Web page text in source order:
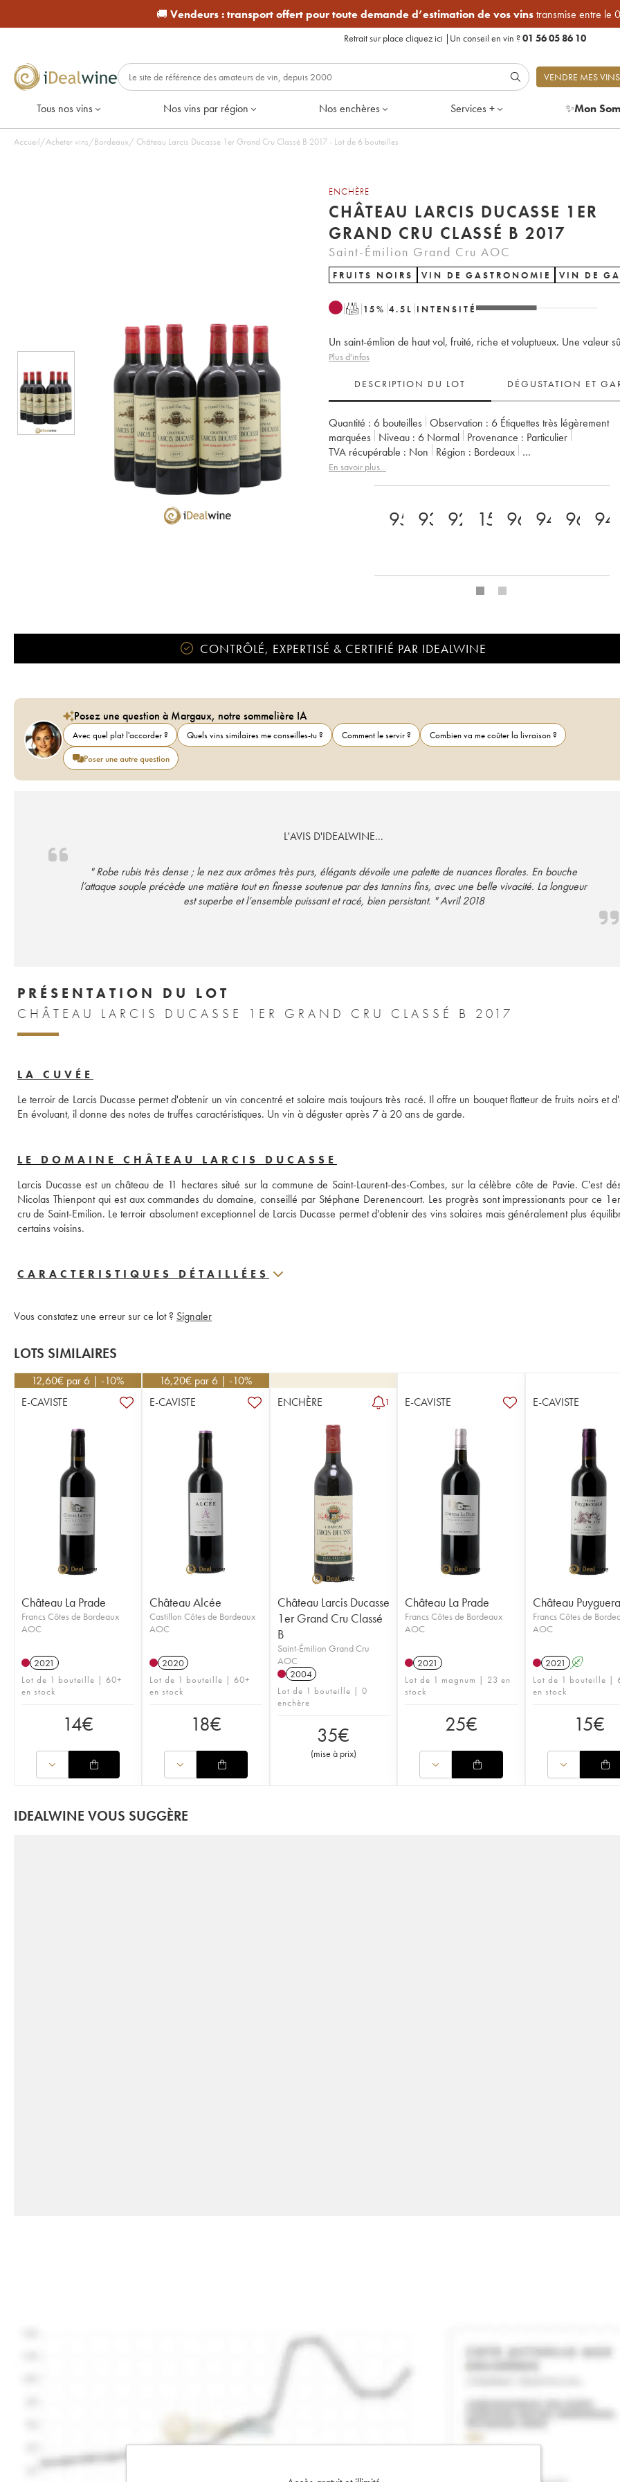
🚚 Vendeurs :transport offert pour toute demande d’estimation de vos vinstransmise entre le
Retrait sur place cliquez ici | Un conseil en vin ?01 56 05 86 10
VENDRE MES VINS
Tous nos vins Nos vins par région Nos enchères Services + ✨Mon
Accueil/Acheter vins/Bordeaux/ Château Larcis Ducasse 1er Grand Cru Classé B 2017 - Lot de 6 bouteilles
ENCHÈRE
CHÂTEAU LARCIS DUCASSE 1ER
GRAND CRU CLASSÉ B 2017
Saint-Émilion Grand Cru AOC
FRUITS NOIRS VIN DE GASTRONOMIE VIN DE
T 15% 4.5 L INTENSITÉ
Un saint-émlion de haut vol, fruité, riche et voluptueux. Une valeur
Plus d'infos
DESCRIPTION DU LOT DÉGUSTATION ET
Quantité : 6 bouteilles Observation : 6 Étiquettes très légèrement
marquées
Niveau : 6 Normal Provenance : particulier
TVA récupérable :
non Région :
Bordeaux
Appellation :
En savoir plus...
95 93 92 15.5+
96 94 96 94
CONTRÔLÉ, EXPERTISÉ & CERTIFIÉ PAR IDEALWINE
Posez une question à Margaux, notre sommelière IA
Avec quel plat l'accorder ? Quels vins similaires me conseilles-tu ? Comment le servir ?
Combien va me coûter la livraison ?
Poser une autre question
L'AVIS D'IDEALWINE...
" Robe rubis très dense ; le nez aux arômes très purs, élégants dévoile une palette de nuances florales. En bouche
l’attaque souple précède une matière tout en finesse soutenue par des tannins fins, avec une belle vivacité. La longueur
est superbe et l’ensemble puissant et racé, bien persistant. " Avril 2018
PRÉSENTATION DU LOT
CHÂTEAU LARCIS DUCASSE 1ER GRAND CRU CLASSÉ B 2017
LA CUVÉE
Le terroir de Larcis Ducasse permet d'obtenir un vin concentré et solaire mais toujours très racé. Il offre un bouquet flatteur de fruits noirs et
En évoluant, il donne des notes de truffes caractéristiques. Un vin à déguster après 7 à 20 ans de garde.
LE DOMAINE CHÂTEAU LARCIS DUCASSE
Larcis Ducasse est un château de 11 hectares situé sur la commune de Saint-Laurent-des-Combes, sur la célèbre côte de Pavie. C'est
Nicolas Thienpont qui est aux commandes du domaine, conseillé par Stéphane Derenencourt. Les progrès sont impressionants pour ce
cru de Saint-Emilion. Le terroir absolument exceptionnel de Larcis Ducasse permet d'obtenir des vins solaires mais généralement plus
certains voisins.
CARACTERISTIQUES DÉTAILLÉES
Vous constatez une erreur sur ce lot ? Signaler
LOTS SIMILAIRES
12,60€ par 6 | -10%
E-CAVISTE
Château La Prade
Francs Côtes de Bordeaux
AOC
2021
Lot de 1 bouteille | 60+
en stock
14€
16,20€ par 6 | -10%
E-CAVISTE
Château Alcée
Castillon Côtes de Bordeaux
AOC
2020
Lot de 1 bouteille | 60+
en stock
18€
ENCHÈRE 1
Château Larcis Ducasse
1er Grand Cru Classé
B
Saint-Émilion Grand Cru
AOC
2004
Lot de 1 bouteille | 0
enchère
35€
(mise à prix)
E-CAVISTE
Château La Prade
Francs Côtes de Bordeaux
AOC
2021
Lot de 1 magnum | 23 en
stock
25€
E-CAVISTE
Château
Francs Côtes de
AOC
2021 A
Lot de 1 bouteille |
en stock
15€
IDEALWINE VOUS SUGGÈRE